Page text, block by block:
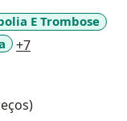
- Ribeirão
Vascular
em Itajaí,
E Trombose
+7